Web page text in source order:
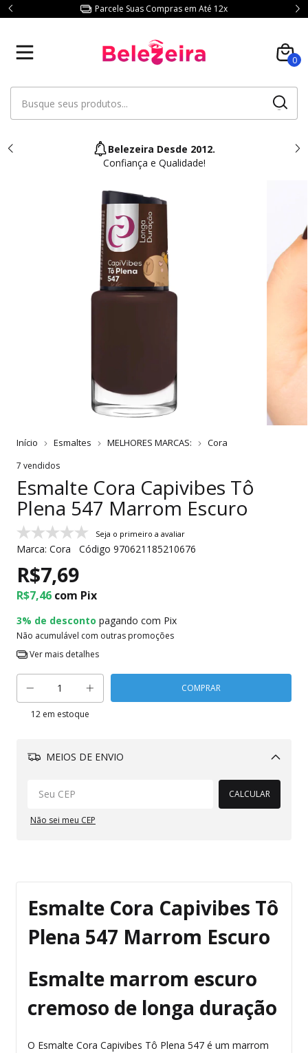
Parcele Suas Compras em Até 12x
0
Belezeira Desde 2012.
Confiança e Qualidade!
Início Esmaltes MELHORES MARCAS: Cora
7 vendidos
Esmalte Cora Capivibes Tô
Plena 547 Marrom Escuro
Seja o primeiro a avaliar
Marca: Cora Código 970621185210676
R$7,69
R$7,46 com Pix
3% de desconto pagando com Pix
Não acumulável com outras promoções
Ver mais detalhes
12em estoque
MEIOS DE ENVIO
Alterar CEP
CALCULAR
Não sei meu CEP
Esmalte Cora Capivibes Tô
Plena 547 Marrom Escuro
Esmalte marrom escuro
cremoso de longa duração
O Esmalte Cora Capivibes Tô Plena 547 é um marrom